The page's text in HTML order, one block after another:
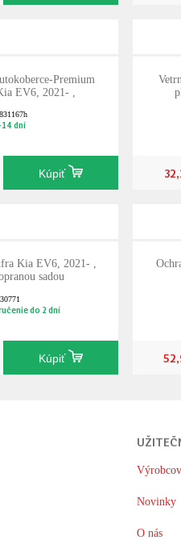
Premium
EV6, 2021- ,
dní
Kúpiť
Kia EV6, 2021- ,
sadou
do 2 dní
Kúpiť
Novinky
O nás